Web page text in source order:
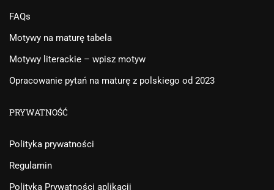
FAQs
Motywy na maturę tabela
Motywy literackie – wpisz motyw
Opracowanie pytań na maturę z polskiego od 2023
PRYWATNOŚĆ
Polityka prywatności
Regulamin
Polityka Prywatności aplikacji